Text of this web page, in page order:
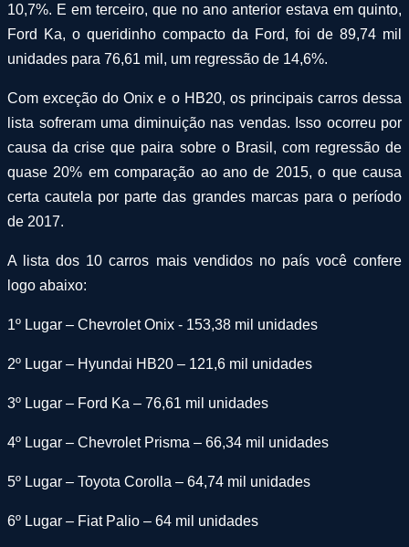
10,7%. E em terceiro, que no ano anterior estava em quinto,
Ford Ka, o queridinho compacto da Ford, foi de 89,74 mil
unidades para 76,61 mil, um regressão de 14,6%.
Com exceção do Onix e o HB20, os principais carros dessa
lista sofreram uma diminuição nas vendas. Isso ocorreu por
causa da crise que paira sobre o Brasil, com regressão de
quase 20% em comparação ao ano de 2015, o que causa
certa cautela por parte das grandes marcas para o período
de 2017.
A lista dos 10 carros mais vendidos no país você confere
logo abaixo:
1º Lugar – Chevrolet Onix - 153,38 mil unidades
2º Lugar – Hyundai HB20 – 121,6 mil unidades
3º Lugar – Ford Ka – 76,61 mil unidades
4º Lugar – Chevrolet Prisma – 66,34 mil unidades
5º Lugar – Toyota Corolla – 64,74 mil unidades
6º Lugar – Fiat Palio – 64 mil unidades